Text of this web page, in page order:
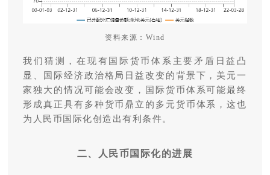
资料来源：Wind
我们猜测，在现有国际货币体系主要矛盾日益凸
显、国际经济政治格局日益改变的背景下，美元一
家独大的情况可能会改变，国际货币体系可能最终
形成真正具有多种货币鼎立的多元货币体系，这也
为人民币国际化创造出有利条件。
二、人民币国际化的进展